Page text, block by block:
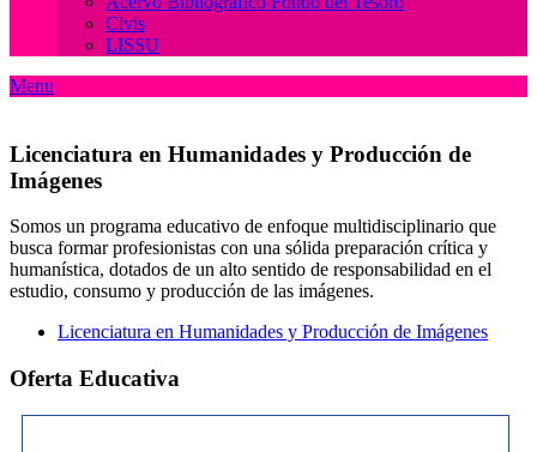
Civis
LISSU
Menu
Licenciatura en Humanidades y Producción de
Imágenes
Somos un programa educativo de enfoque multidisciplinario que
busca formar profesionistas con una sólida preparación crítica y
humanística, dotados de un alto sentido de responsabilidad en el
estudio, consumo y producción de las imágenes.
Licenciatura en Humanidades y Producción de Imágenes
Oferta Educativa